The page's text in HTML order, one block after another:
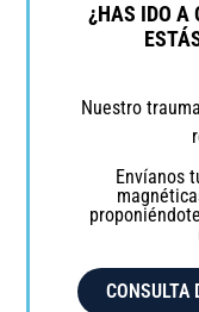
¿HAS IDO A
Nuestro
Envíanos
CONSULTA